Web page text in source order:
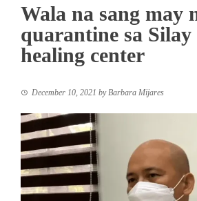
Wala na sang may
quarantine sa
healing center
December 10, 2021 by Barbara Mijares